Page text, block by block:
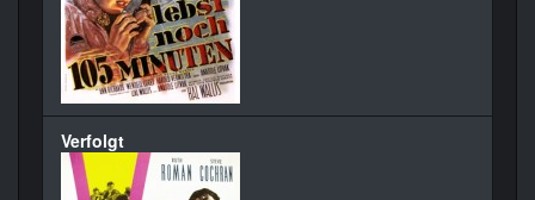
Verfolgt